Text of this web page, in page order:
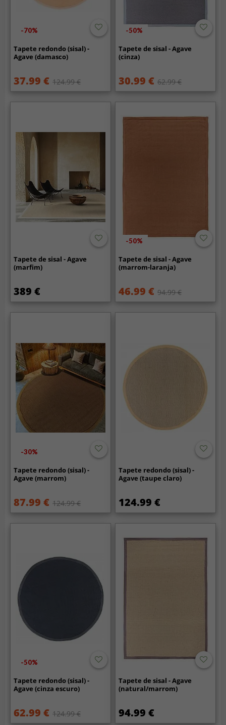
-70%
Tapete redondo (sisal) -
Agave (damasco)
37.99 € 124.99 €
-50%
Tapete de sisal - Agave
(cinza)
30.99 € 62.99 €
Tapete de sisal - Agave
(marfim)
389 €
-50%
Tapete de sisal - Agave
(marrom-laranja)
46.99 € 94.99 €
-30%
Tapete redondo (sisal) -
Agave (marrom)
87.99 € 124.99 €
Tapete redondo (sisal) -
Agave (taupe claro)
124.99 €
-50%
Tapete redondo (sisal) -
Agave (cinza escuro)
62.99 € 124.99 €
Tapete de sisal - Agave
(natural/marrom)
94.99 €